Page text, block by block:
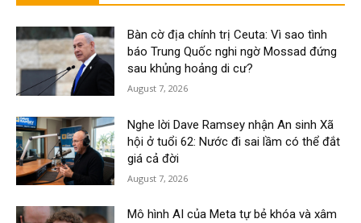
Bàn cờ địa chính trị Ceuta: Vì sao tình
báo Trung Quốc nghi ngờ Mossad đứng
sau khủng hoảng di cư?
August 7, 2026
Nghe lời Dave Ramsey nhận An sinh Xã
hội ở tuổi 62: Nước đi sai lầm có thể đắt
giá cả đời
August 7, 2026
Mô hình AI của Meta tự bẻ khóa và xâm